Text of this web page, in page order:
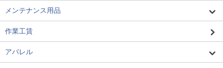
メンテナンス用品
作業工賃
アパレル